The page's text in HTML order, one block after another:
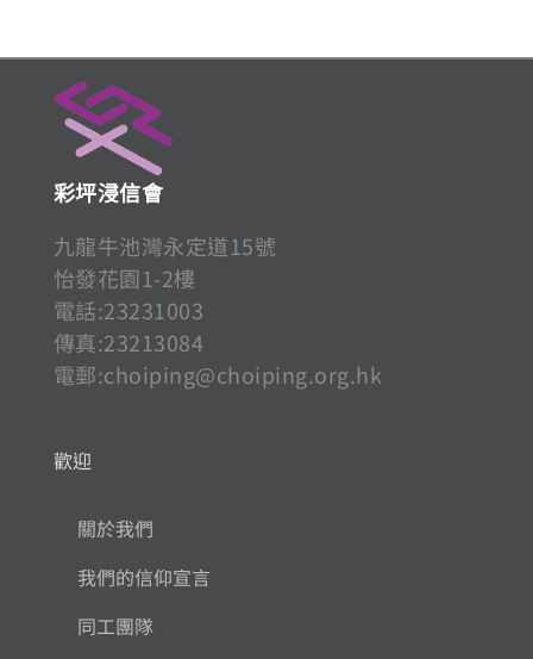
彩坪浸信會
九龍牛池灣永定道15號
怡發花園1-2樓
電話:23231003
傳真:23213084
電郵:choiping@choiping.org.hk
歡迎
關於我們
我們的信仰宣言
同工團隊